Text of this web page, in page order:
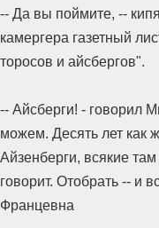
-- Да вы поймите, --
камергера газетный
торосов и айсбергов".
-- Айсберги! - говорил
можем. Десять лет как
Айзенберги, всякие
говорит. Отобрать -- и
Францевна